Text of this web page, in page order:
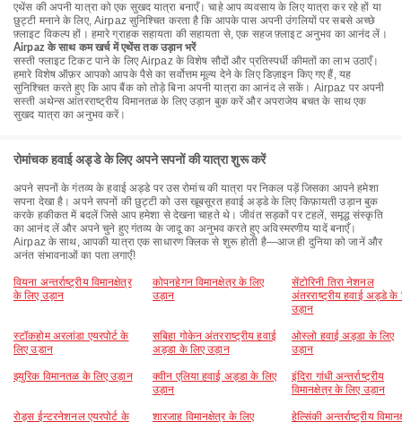
एथेंस की अपनी यात्रा को एक सुखद यात्रा बनाएँ। चाहे आप व्यवसाय के लिए यात्रा कर रहे हों या
छुट्टी मनाने के लिए, Airpaz सुनिश्चित करता है कि आपके पास अपनी उंगलियों पर सबसे अच्छे
फ़्लाइट विकल्प हों। हमारे ग्राहक सहायता की सहायता से, एक सहज फ़्लाइट अनुभव का आनंद लें।
Airpaz के साथ कम खर्च में एथेंस तक उड़ान भरें
सस्ती फ्लाइट टिकट पाने के लिए Airpaz के विशेष सौदों और प्रतिस्पर्धी कीमतों का लाभ उठाएँ।
हमारे विशेष ऑफ़र आपको आपके पैसे का सर्वोत्तम मूल्य देने के लिए डिज़ाइन किए गए हैं, यह
सुनिश्चित करते हुए कि आप बैंक को तोड़े बिना अपनी यात्रा का आनंद ले सकें। Airpaz पर अपनी
सस्ती अथेन्स आंतरराष्ट्रीय विमानतळ के लिए उड़ान बुक करें और अपराजेय बचत के साथ एक
सुखद यात्रा का अनुभव करें।
रोमांचक हवाई अड्डे के लिए अपने सपनों की यात्रा शुरू करें
अपने सपनों के गंतव्य के हवाई अड्डे पर उस रोमांच की यात्रा पर निकल पड़ें जिसका आपने हमेशा
सपना देखा है। अपने सपनों की छुट्टी को उस खूबसूरत हवाई अड्डे के लिए किफ़ायती उड़ान बुक
करके हकीकत में बदलें जिसे आप हमेशा से देखना चाहते थे। जीवंत सड़कों पर टहलें, समृद्ध संस्कृति
का आनंद लें और अपने चुने हुए गंतव्य के जादू का अनुभव करते हुए अविस्मरणीय यादें बनाएँ।
Airpaz के साथ, आपकी यात्रा एक साधारण क्लिक से शुरू होती है—आज ही दुनिया को जानें और
अनंत संभावनाओं का पता लगाएँ!
वियना अन्तर्राष्ट्रीय विमानक्षेत्र
के लिए उड़ान
कोपनहेगन विमानक्षेत्र के लिए
उड़ान
सेंटोरिनी तिरा नेशनल
अंतरराष्ट्रीय हवाई अड्डे के
उड़ान
स्टॉकहोम अरलांडा एयरपोर्ट के
लिए उड़ान
सबिहा गोकेन अंतरराष्ट्रीय हवाई
अड्डा के लिए उड़ान
ओस्लो हवाई अड्डा के लिए
उड़ान
झ्युरिक विमानतळ के लिए उड़ान
क्वीन एलिया हवाई अड्डा के लिए
उड़ान
इंदिरा गांधी अन्तर्राष्ट्रीय
विमानक्षेत्र के लिए उड़ान
रोड्स ईन्टरनेशनल एयरपोर्ट के
शारजाह विमानक्षेत्र के लिए
हेल्सिंकी अन्तर्राष्ट्रीय